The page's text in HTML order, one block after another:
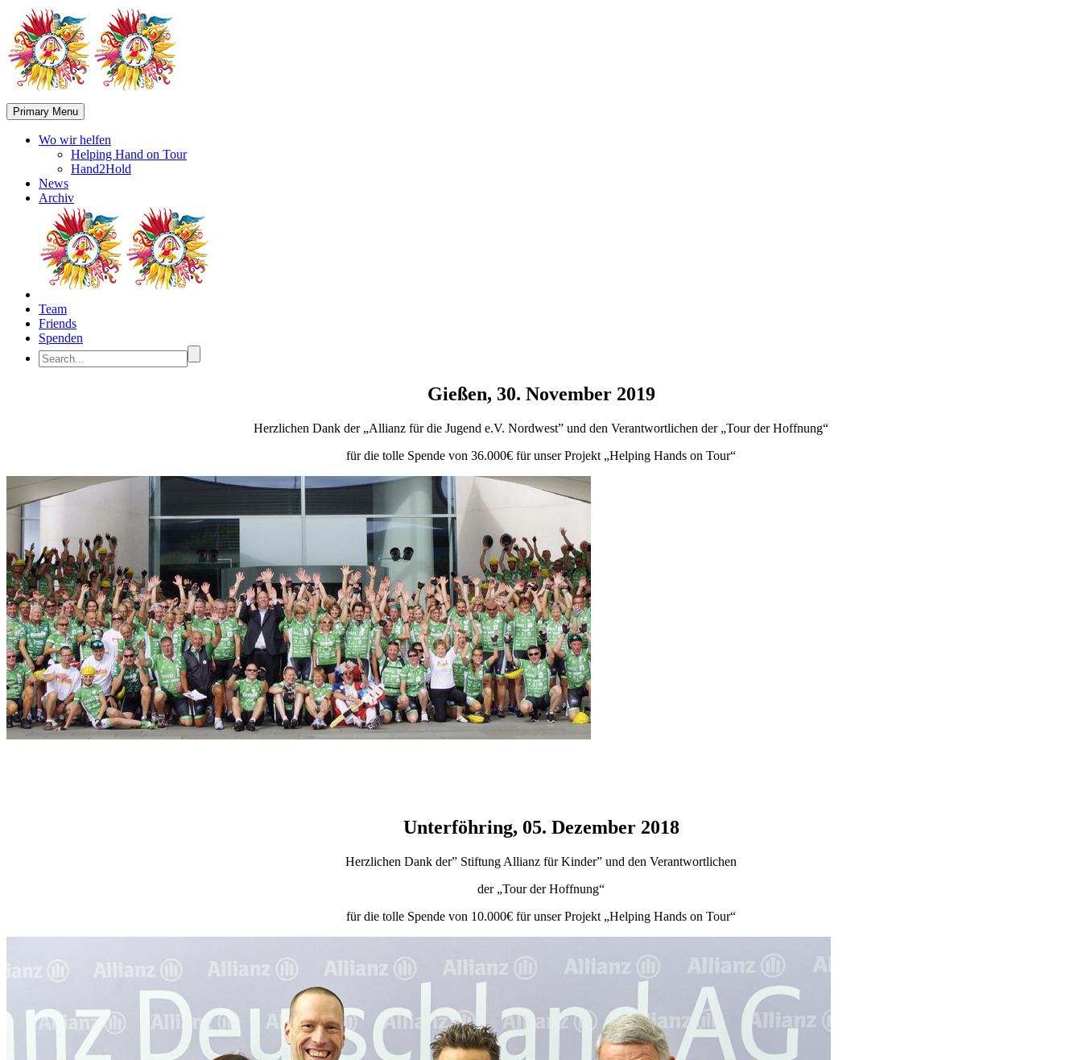
Primary Menu
Wo wir helfen
Helping Hand on Tour
Hand2Hold
News
Archiv
Team
Friends
Spenden
Gießen, 30. November 2019
Herzlichen Dank der „Allianz für die Jugend e.V. Nordwest” und den Verantwortlichen der „Tour der Hoffnung“
für die tolle Spende von 36.000€ für unser Projekt „Helping Hands on Tour“
Unterföhring, 05. Dezember 2018
Herzlichen Dank der” Stiftung Allianz für Kinder” und den Verantwortlichen
der „Tour der Hoffnung“
für die tolle Spende von 10.000€ für unser Projekt „Helping Hands on Tour“